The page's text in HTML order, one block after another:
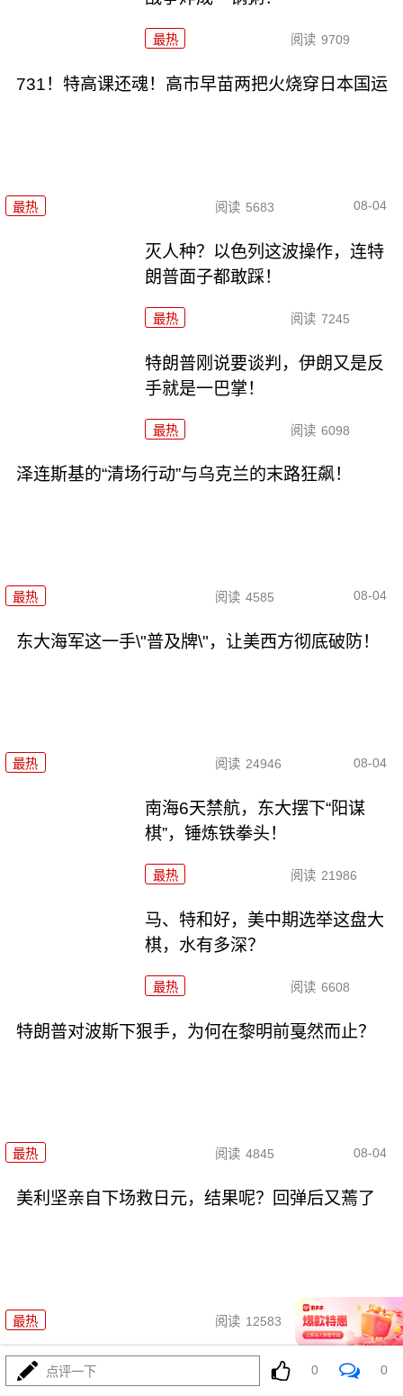
最热 阅读 9709
731！特高课还魂！高市早苗两把火烧穿日本国运
最热 阅读 5683 08-04
灭人种？以色列这波操作，连特
朗普面子都敢踩！
最热 阅读 7245
特朗普刚说要谈判，伊朗又是反
手就是一巴掌！
最热 阅读 6098
泽连斯基的“清场行动”与乌克兰的末路狂飙！
最热 阅读 4585 08-04
东大海军这一手\"普及牌\"，让美西方彻底破防！
最热 阅读 24946 08-04
南海6天禁航，东大摆下“阳谋
棋”，锤炼铁拳头！
最热 阅读 21986
马、特和好，美中期选举这盘大
棋，水有多深？
最热 阅读 6608
特朗普对波斯下狠手，为何在黎明前戛然而止？
最热 阅读 4845 08-04
美利坚亲自下场救日元，结果呢？回弹后又蔫了
最热 阅读 12583 08-04
055要迎来最强对手？东瀛万吨新
驱已上船台！
点评一下 0 0